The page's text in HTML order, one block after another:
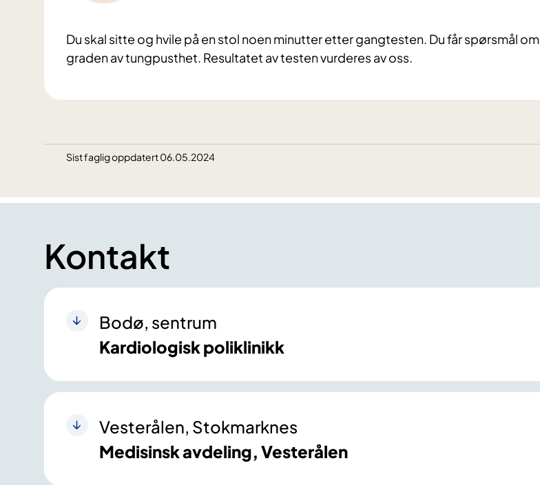
Du skal sitte og hvile på en stol noen minutter etter gangtesten. Du får spørsmål om
graden av tungpusthet. Resultatet av testen vurderes av oss.
Sist faglig oppdatert 06.05.2024
Kontakt
Bodø, sentrum
Kardiologisk poliklinikk
Vesterålen, Stokmarknes
Medisinsk avdeling, Vesterålen